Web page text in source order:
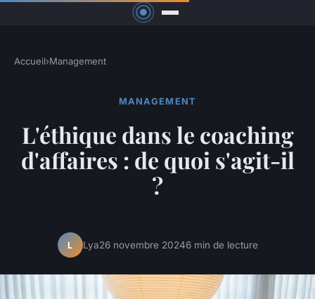
Accueil›Management
MANAGEMENT
L'éthique dans le coaching
d'affaires : de quoi s'agit-il
?
L Lya26 novembre 20246 min de lecture